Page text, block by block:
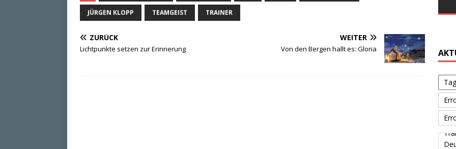
JÜRGEN KLOPP TEAMGEIST TRAINER
ZURÜCK
Lichtpunkte setzen zur Erinnerung
WEITER
Von den Bergen hallt es: Gloria